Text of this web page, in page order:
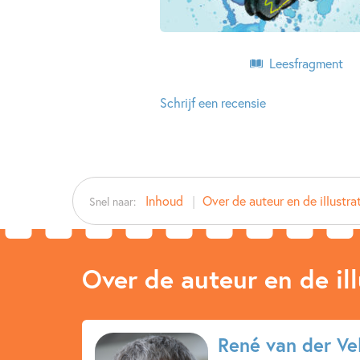
Leesfragment
Schrijf een recensie
Snel naar: Inhoud Over de auteur en de
Over de auteur en de
René van der